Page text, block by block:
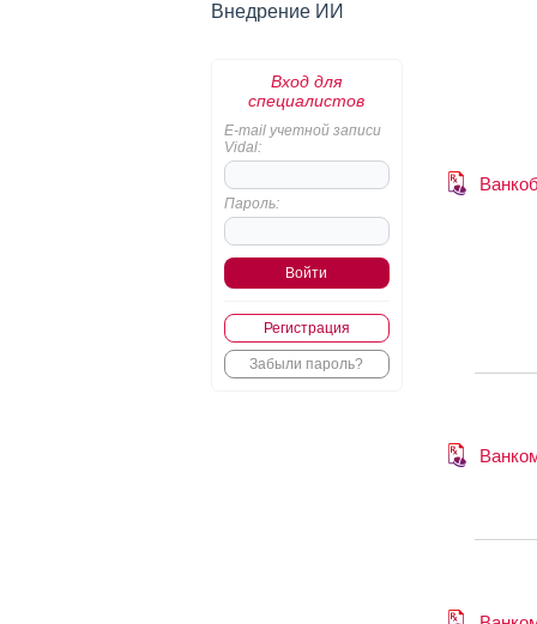
Внедрение ИИ
Вход для
специалистов
E-mail учетной записи
Vidal:
Пароль:
Регистрация
Забыли пароль?